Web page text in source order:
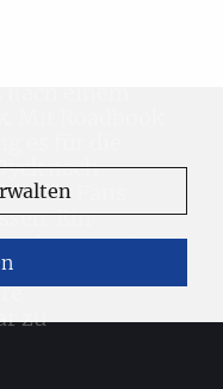
die Lions-
es für die
nach
für Fans
Ein
abgesperrter
großzügig
zu